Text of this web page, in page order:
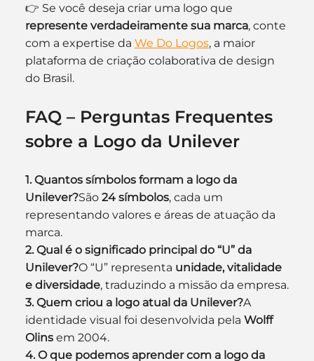
👉 Se você deseja criar uma logo que
represente verdadeiramente sua marca, conte
com a expertise da We Do Logos, a maior
plataforma de criação colaborativa de design
do Brasil.
FAQ – Perguntas Frequentes
sobre a Logo da Unilever
1. Quantos símbolos formam a logo da
Unilever?São 24 símbolos, cada um
representando valores e áreas de atuação da
marca.
2. Qual é o significado principal do “U” da
Unilever?O “U” representa unidade, vitalidade
e diversidade, traduzindo a missão da empresa.
3. Quem criou a logo atual da Unilever?A
identidade visual foi desenvolvida pela Wolff
Olins em 2004.
4. O que podemos aprender com a logo da